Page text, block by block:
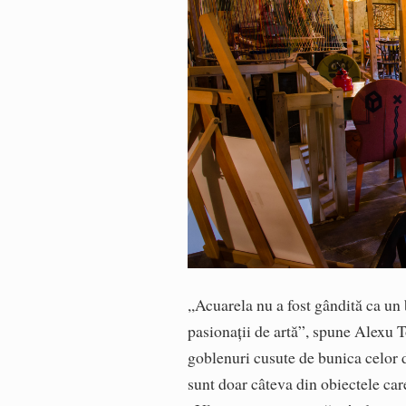
,,Acuarela nu a fost gândită ca
pasionații de artă”, spune Alexu
goblenuri cusute de bunica
sunt doar câteva din obiectele